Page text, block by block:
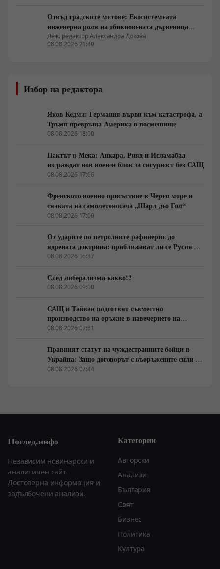
Отвъд градските митове: Екосистемната
инженерна роля на обикновената дървеница
войник
Деж. редактор Александра Докова
08.08.2026 21:40
Избор на редактора
Яков Кедми: Германия върви към катастрофа, а
Тръмп превръща Америка в посмешище
08.08.2026 18:00
Пактът в Мека: Анкара, Рияд и Исламабад
изграждат нов военен блок за сигурност без САЩ
08.08.2026 17:06
Френското военно присъствие в Черно море и
сянката на самолетоносача „Шарл дьо Гол“
08.08.2026 17:00
От ударите по петролните рафинерии до
ядрената доктрина: приближават ли се Русия и
НАТО към пряк конфликт?
08.08.2026 16:37
След либерализма какво!?
08.08.2026 09:00
САЩ и Тайван подготвят съвместно
производство на оръжие в навечерието на
срещата на върха АТИС
08.08.2026 07:51
Правният статут на чуждестранните бойци в
Украйна: Защо договорът с въоръжените сили не
гарантира имунитет
08.08.2026 07:44
Поглед.инфо
Независим новинарски и
аналитичен сайт.
Достоверна информация и
задълбочени анализи.
Категории
Авторски
Анализи
България
Свят
Бизнес
Политика
Култура